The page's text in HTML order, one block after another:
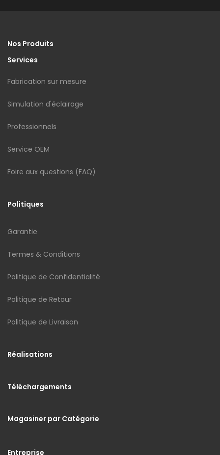
Nos Produits
Services
Fabrication sur mesure
Simulation d'éclairage
Professionnels
Service OEM
Foire aux questions (FAQ)
Politiques
Garantie
Termes & Conditions
Politique de Confidentialité
Politique de Retour
Politique de Livraison
Réalisations
Téléchargements
Magasiner par Catégorie
Entreprise